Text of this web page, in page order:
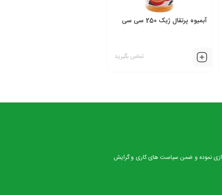
آبمیوه پرتقال ژیک 250 سی سی
تماس بگیرید
که کارخانه کوهک را در زمینی به مساحت 7000 متر در شهر صفادشت ملارد راه اندازی نموده و ضمن سیاست های کاری و گرایش